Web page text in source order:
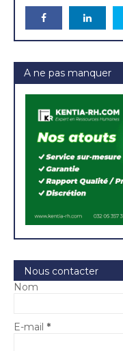
A ne pas manquer
Nous contacter
Nom
E-mail *